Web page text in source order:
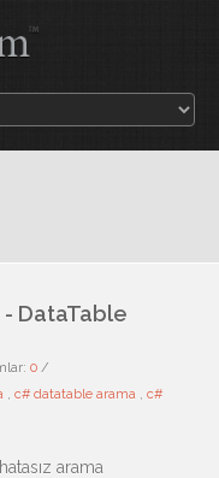
DataTable
0 /
c# datatable arama
c#
arama